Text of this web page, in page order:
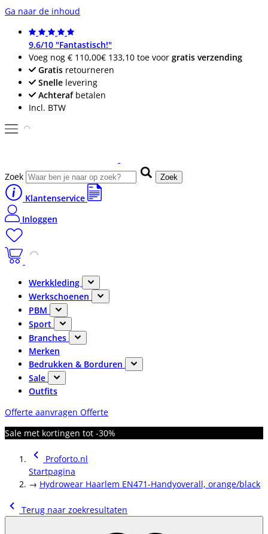
Ga naar de inhoud
9.6/10 "Fantastisch!"
Voeg nog € 110,00€ 133,10 toe voor gratis verzending
Gratis retourneren
Snelle levering
Achterafbetalen
Incl. BTW
Zoek Zoek
Klantenservice
Inloggen
Werkkleding
Werkschoenen
PBM
Sport
Branches
Merken
Bedrukken & Borduren
Sale
Outfits
Offerte aanvragen Offerte
Sale met kortingen tot -30%
Proforto.nl
Startpagina
→ Hydrowear Haarlem EN471-Handyoverall, orange/black
Terug naar zoekresultaten